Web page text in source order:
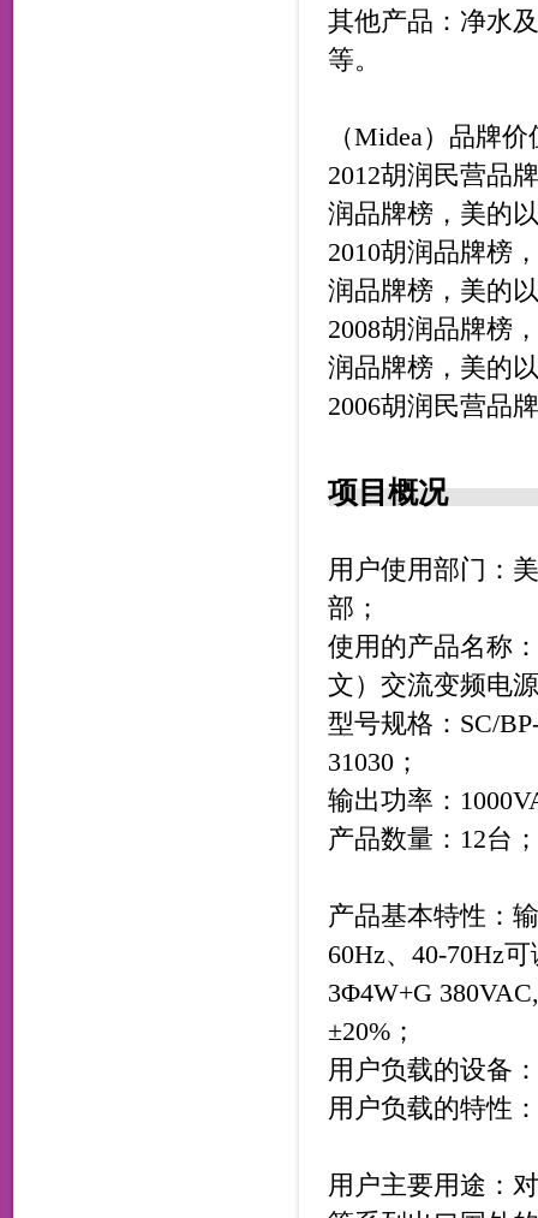
其他产品：净水
等。
（Midea）品牌
2012胡润民营品
润品牌榜，美的
2010胡润品牌榜
润品牌榜，美的
2008胡润品牌榜
润品牌榜，美的
2006胡润民营
项目概况
用户使用部门：
部；
使用的产品名称
文）交流变频电
型号规格：SC/
31030 ；
输出功率：
产品数量：12台
产品基本特性：
60Hz、40-70Hz
3Φ4W+G
±20%；
用户负载的设备
用户负载的特性
用户主要用途：